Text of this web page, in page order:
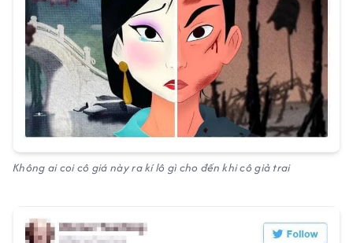
Không ai coi cô giá này ra kí lô gì cho đến khi cô giả trai